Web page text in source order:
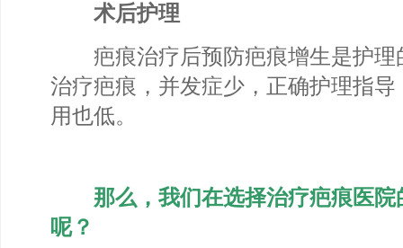
术后护理
疤痕治疗后预防疤痕增生是护理
治疗疤痕，并发症少，正确护理指
用也低。
那么，我们在选择治疗疤痕医
呢？